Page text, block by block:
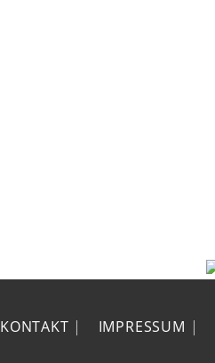
KONTAKT | IMPRESSUM |